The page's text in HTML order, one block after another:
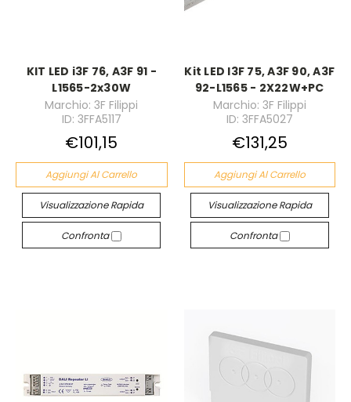
KIT LED i3F 76, A3F 91 -
L1565-2x30W
Marchio: 3F Filippi
ID: 3FFA5117
€101,15
Aggiungi Al Carrello
Visualizzazione Rapida
Confronta
Kit LED I3F 75, A3F 90, A3F
92-L1565 - 2X22W+PC
Marchio: 3F Filippi
ID: 3FFA5027
€131,25
Aggiungi Al Carrello
Visualizzazione Rapida
Confronta